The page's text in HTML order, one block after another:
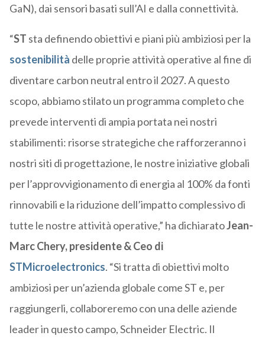
GaN), dai sensori basati sull’AI e dalla connettività.
“ST sta definendo obiettivi e piani più ambiziosi per la
sostenibilità delle proprie attività operative al fine di
diventare carbon neutral entro il 2027. A questo
scopo, abbiamo stilato un programma completo che
prevede interventi di ampia portata nei nostri
stabilimenti: risorse strategiche che rafforzeranno i
nostri siti di progettazione, le nostre iniziative globali
per l’approvvigionamento di energia al 100% da fonti
rinnovabili e la riduzione dell’impatto complessivo di
tutte le nostre attività operative,” ha dichiaratoJean-
Marc Chery, presidente & Ceo di
STMicroelectronics. “Si tratta di obiettivi molto
ambiziosi per un’azienda globale come ST e, per
raggiungerli, collaboreremo con una delle aziende
leader in questo campo, Schneider Electric. Il